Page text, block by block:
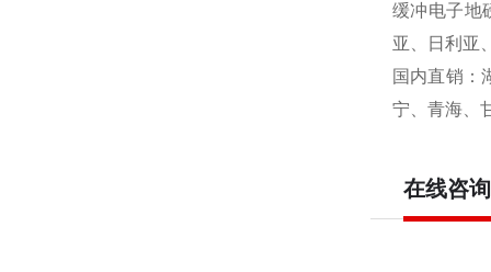
缓冲电子地
亚、日利亚
国内直销：
宁、青海、
在线咨询